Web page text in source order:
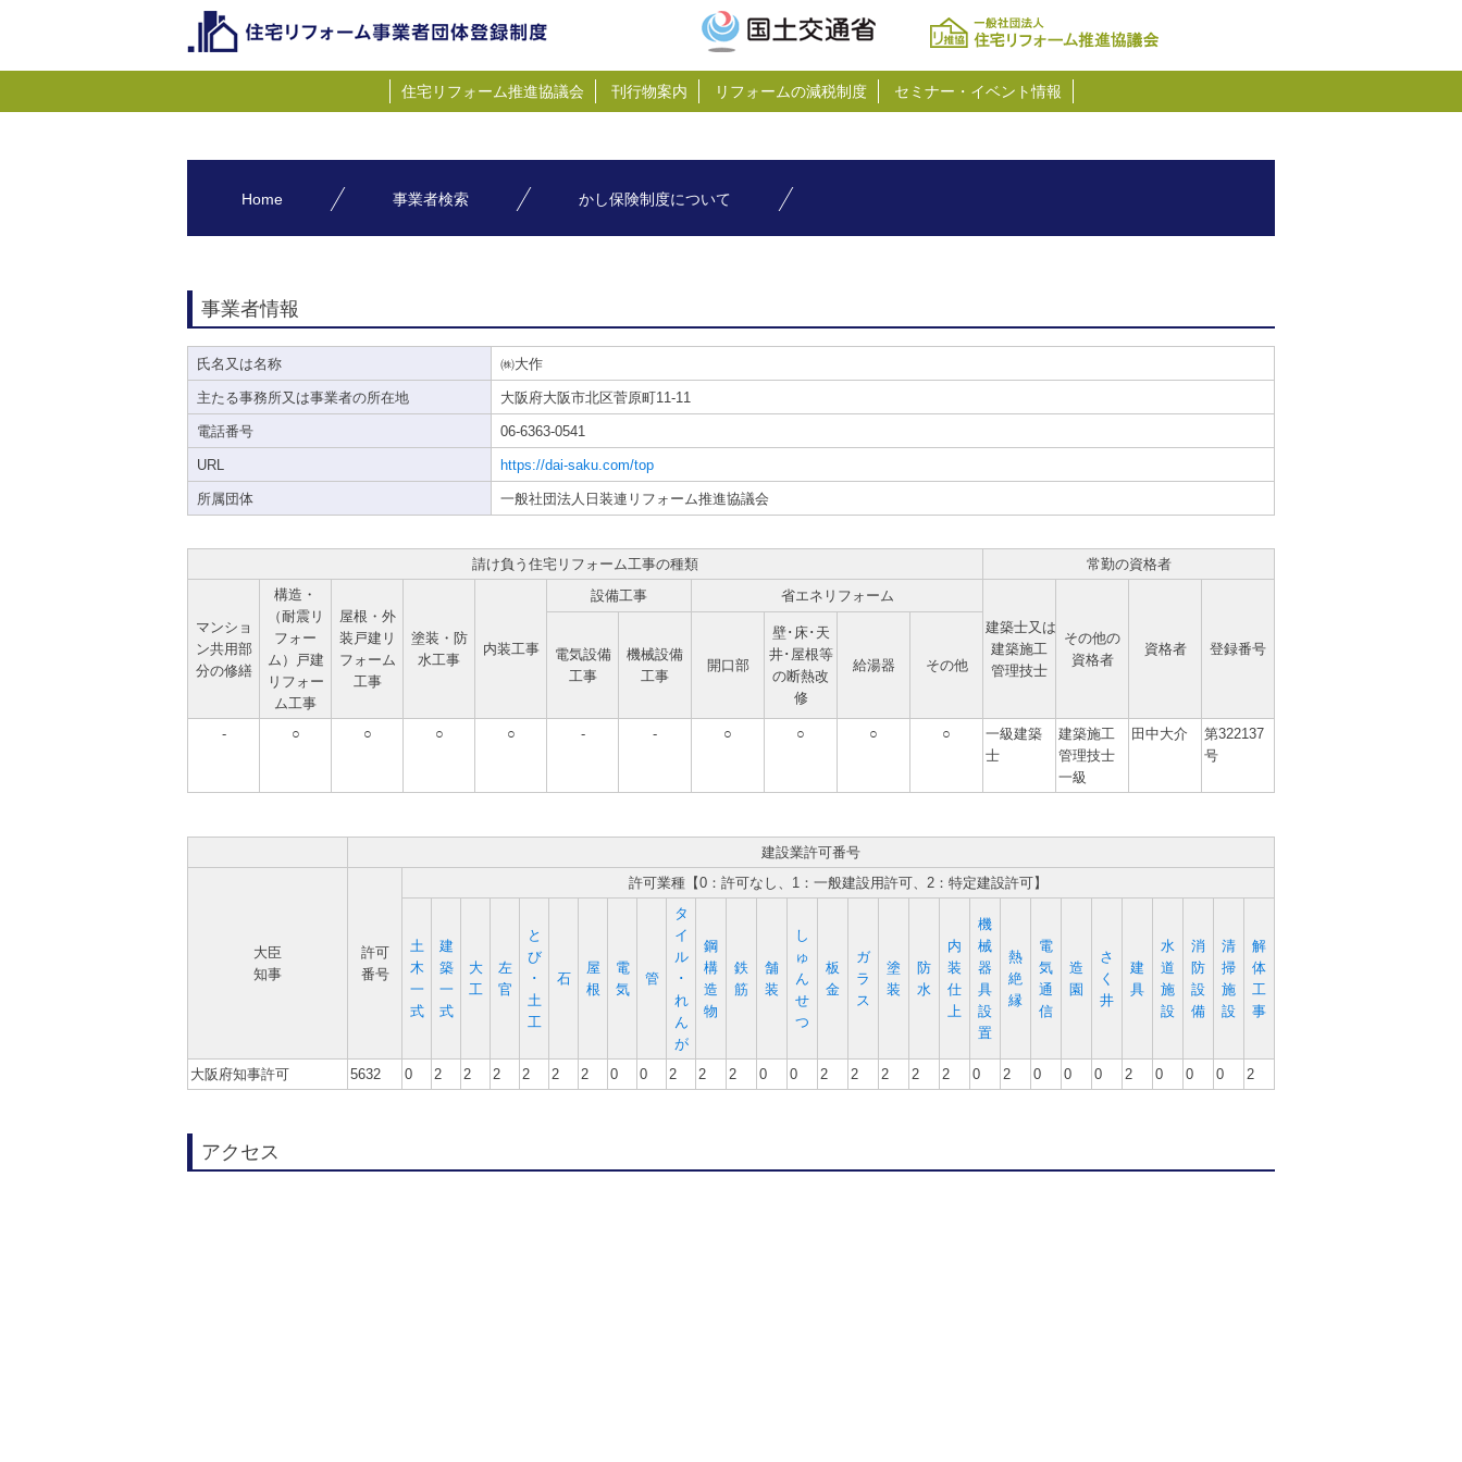
住宅リフォーム推進協議会 刊行物案内 リフォームの減税制度 セミナー・イベント情報
Home 事業者検索 かし保険制度について
事業者情報
氏名又は名称 ㈱大作
主たる事務所又は事業者の所在地 大阪府大阪市北区菅原町11-11
電話番号 06-6363-0541
URL https://dai-saku.com/top
所属団体 一般社団法人日装連リフォーム推進協議会
請け負う住宅リフォーム工事の種類 常勤の資格者
マンショ
ン共用部
分の修繕
構造・
（耐震リ
フォー
ム）戸建
リフォー
ム工事
屋根・外
装戸建リ
フォーム
工事
塗装・防
水工事
内装工事
設備工事
省エネリフォーム
建築士又は
建築施工
管理技士
その他の
資格者
資格者 登録番号
電気設備
工事
機械設備
工事
開口部
壁･床･天
井･屋根等
の断熱改
修
給湯器 その他
- ○ ○ ○ ○ - - ○ ○ ○ ○
一級建築
士
建築施工
管理技士
一級
田中大介
第322137
号
建設業許可番号
大臣
知事
許可
番号
許可業種【0：許可なし、1：一般建設用許可、2：特定建設許可】
土
木
一
式
建
築
一
式
大
工
左
官
と
び
･
土
工
石
屋
根
電
気
管
タ
イ
ル
･
れ
ん
が
鋼
構
造
物
鉄
筋
舗
装
し
ゅ
ん
せ
つ
板
金
ガ
ラ
ス
塗
装
防
水
内
装
仕
上
機
械
器
具
設
置
熱
絶
縁
電
気
通
信
造
園
さ
く
井
建
具
水
道
施
設
消
防
設
備
清
掃
施
設
解
体
工
事
大阪府知事許可 5632 0 2 2 2 2 2 2 0 0 2 2 2 0 0 2 2 2 2 2 0 2 0 0 0 2 0 0 0 2
アクセス